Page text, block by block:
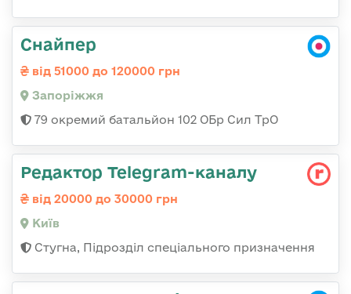
Снайпер
від 51000 до 120000 грн
Запоріжжя
79 окремий батальйон 102 ОБр Сил ТрО
Редактор Telegram-каналу
від 20000 до 30000 грн
Київ
Стугна, Підрозділ спеціального призначення